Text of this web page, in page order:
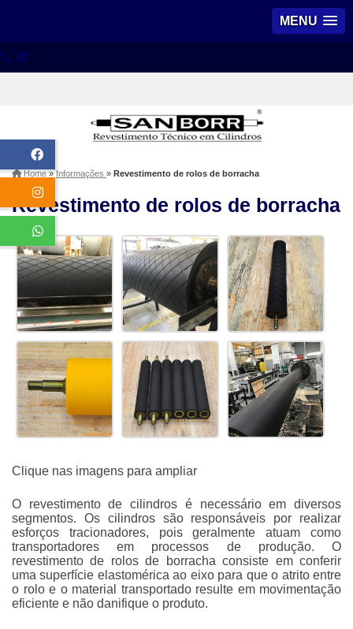
MENU
Home»Informações » Revestimento de rolos de borracha
Revestimento de rolos de borracha
Clique nas imagens para ampliar
O revestimento de cilindros é necessário em diversos
segmentos. Os cilindros são responsáveis por realizar
esforços tracionadores, pois geralmente atuam como
transportadores em processos de produção. O
revestimento de rolos de borracha consiste em conferir
uma superfície elastomérica ao eixo para que o atrito entre
o rolo e o material transportado resulte em movimentação
eficiente e não danifique o produto.